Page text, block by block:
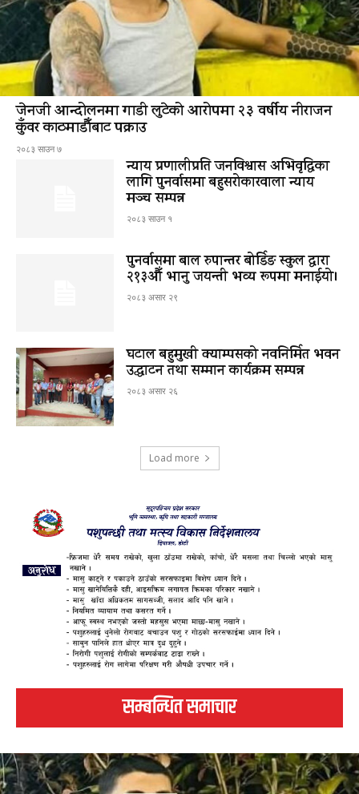
जेनजी आन्दोलनमा गाडी लुटेको आरोपमा २३ वर्षीय नीराजन
कुँवर काठमाडौँबाट पक्राउ
२०८३ साउन ७
न्याय प्रणालीप्रति जनविश्वास अभिवृद्धिका
लागि पुनर्वासमा बहुसरोकारवाला न्याय
मञ्च सम्पन्न
२०८३ साउन १
पुनर्वासमा बाल रुपान्तर बोर्डिङ स्कुल द्धारा
२१३औँ भानु जयन्ती भव्य रूपमा मनाईयो।
२०८३ असार २९
घटाल बहुमुखी क्याम्पसको नवनिर्मित भवन
उद्घाटन तथा सम्मान कार्यक्रम सम्पन्न
२०८३ असार २६
Load more
सम्बन्धित समाचार